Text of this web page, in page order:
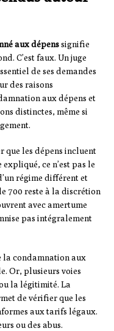
aux dépenssignifie
C’est faux. Un juge
de ses demandes
des raisons
aux dépens et
distinctes, même si
que les dépens incluent
ce n’est pas le
régime différent et
700 reste à la discrétion
avec amertume
pas intégralement
la condamnation aux
Or, plusieurs voies
la légitimité. La
de vérifier que les
aux tarifs légaux.
ou des abus.